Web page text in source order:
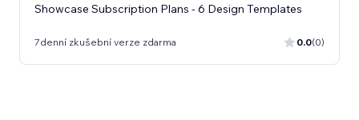
Showcase Subscription Plans - 6 Design Templates
7denní zkušební verze zdarma 0.0(0)